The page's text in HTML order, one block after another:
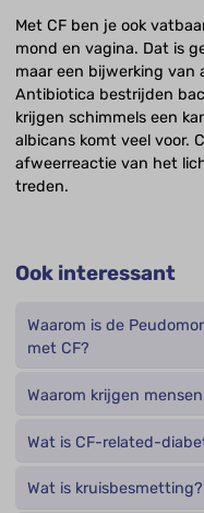
Met CF ben je ook
mond en vagina. Dat is
maar een bijwerking
Antibiotica bestrijden
krijgen schimmels een
albicans komt veel voor.
afweerreactie van het
treden.
Ook interessant
Waarom is de
met CF?
Waarom krijgen
Wat is CF-related-
Wat is kruisbesmetting?